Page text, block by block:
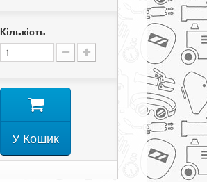
Кількість
У Кошик